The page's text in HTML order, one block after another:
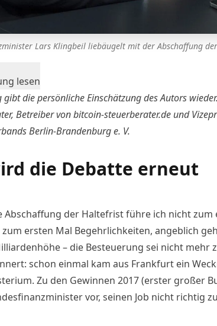
Lars Klingbeil liebäugelt mit der Abschaffung
lesen
die persönliche Einschätzung des Autors
Betreiber von bitcoin-steuerberater.de und
Berlin-Brandenburg e. V.
die Debatte erneut
Abschaffung der Haltefristführe ich nicht zum
zum ersten Mal Begehrlichkeiten, angeblich
– die Besteuerung sei nicht mehr
schon einmal kam aus Frankfurt ein
Zu den Gewinnen 2017 (erster großer
vor, seinen Job nicht richtig